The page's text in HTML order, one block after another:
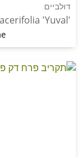
Platanus
Platanaceae